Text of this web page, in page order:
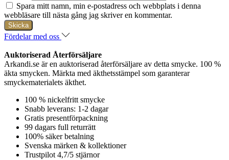
Spara mitt namn, min e-postadress och webbplats i denna
webbläsare till nästa gång jag skriver en kommentar.
Fördelar med oss
Auktoriserad Återförsäljare
Arkandi.se är en auktoriserad återförsäljare av detta smycke. 100 %
äkta smycken. Märkta med äkthetsstämpel som garanterar
smyckematerialets äkthet.
100 % nickelfritt smycke
Snabb leverans: 1-2 dagar
Gratis presentförpackning
99 dagars full returrätt
100% säker betalning
Svenska märken & kollektioner
Trustpilot 4,7/5 stjärnor